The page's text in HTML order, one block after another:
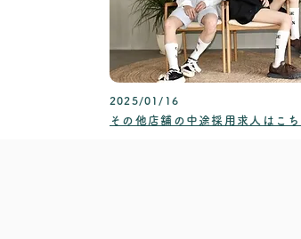
2025/01/16
その他店舗の中途採用求人はこち